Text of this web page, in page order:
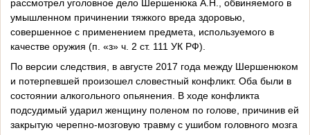
рассмотрел уголовное дело Шершенюка А.Н., обвиняемого в
умышленном причинении тяжкого вреда здоровью,
совершенное с применением предмета, используемого в
качестве оружия (п. «з» ч. 2 ст. 111 УК РФ).
По версии следствия, в августе 2017 года между Шершенюком
и потерпевшей произошел словестный конфликт. Оба были в
состоянии алкогольного опьянения. В ходе конфликта
подсудимый ударил женщину поленом по голове, причинив ей
закрытую черепно-мозговую травму с ушибом головного мозга